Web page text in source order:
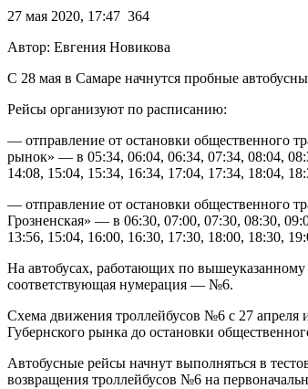
27 мая 2020, 17:47 364
Автор: Евгения Новикова
С 28 мая в Самаре начнутся пробные
Рейсы организуют по расписанию:
— отправление от остановки общественного
рынок» — в 05:34, 06:04, 06:34, 07:34, 08:04,
14:08, 15:04, 15:34, 16:34, 17:04, 17:34, 18:04,
— отправление от остановки общественного
Грозненская» — в 06:30, 07:00, 07:30, 08:30,
13:56, 15:04, 16:00, 16:30, 17:30, 18:00, 18:30,
На автобусах, работающих по вышеуказанному
соответствующая нумерация — №6.
Схема движения троллейбусов №6 с 27 апреля
Губернского рынка до остановки
Автобусные рейсы начнут выполняться в
возвращения троллейбусов №6 на